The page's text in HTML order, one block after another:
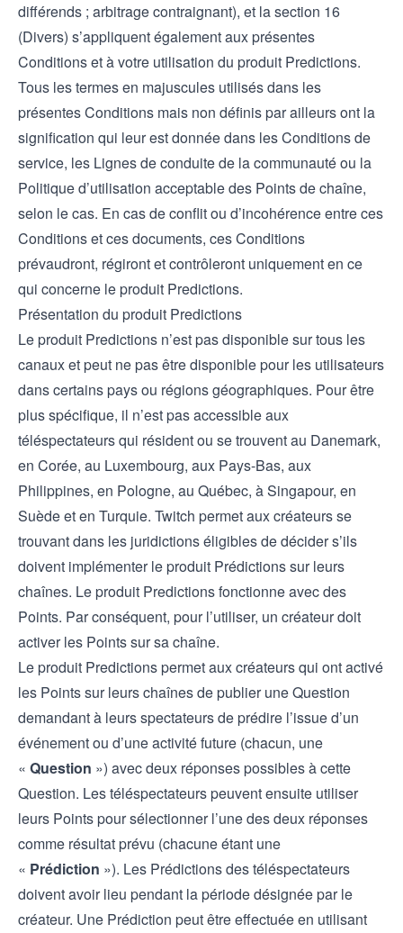
différends ; arbitrage contraignant), et la section 16
(Divers) s’appliquent également aux présentes
Conditions et à votre utilisation du produit Predictions.
Tous les termes en majuscules utilisés dans les
présentes Conditions mais non définis par ailleurs ont la
signification qui leur est donnée dans les Conditions de
service, les Lignes de conduite de la communauté ou la
Politique d’utilisation acceptable des Points de chaîne,
selon le cas. En cas de conflit ou d’incohérence entre ces
Conditions et ces documents, ces Conditions
prévaudront, régiront et contrôleront uniquement en ce
qui concerne le produit Predictions.
Présentation du produit Predictions
Le produit Predictions n’est pas disponible sur tous les
canaux et peut ne pas être disponible pour les utilisateurs
dans certains pays ou régions géographiques. Pour être
plus spécifique, il n’est pas accessible aux
téléspectateurs qui résident ou se trouvent au Danemark,
en Corée, au Luxembourg, aux Pays-Bas, aux
Philippines, en Pologne, au Québec, à Singapour, en
Suède et en Turquie. Twitch permet aux créateurs se
trouvant dans les juridictions éligibles de décider s’ils
doivent implémenter le produit Prédictions sur leurs
chaînes. Le produit Predictions fonctionne avec des
Points. Par conséquent, pour l’utiliser, un créateur doit
activer les Points sur sa chaîne.
Le produit Predictions permet aux créateurs qui ont activé
les Points sur leurs chaînes de publier une Question
demandant à leurs spectateurs de prédire l’issue d’un
événement ou d’une activité future (chacun, une
« Question ») avec deux réponses possibles à cette
Question. Les téléspectateurs peuvent ensuite utiliser
leurs Points pour sélectionner l’une des deux réponses
comme résultat prévu (chacune étant une
« Prédiction »). Les Prédictions des téléspectateurs
doivent avoir lieu pendant la période désignée par le
créateur. Une Prédiction peut être effectuée en utilisant